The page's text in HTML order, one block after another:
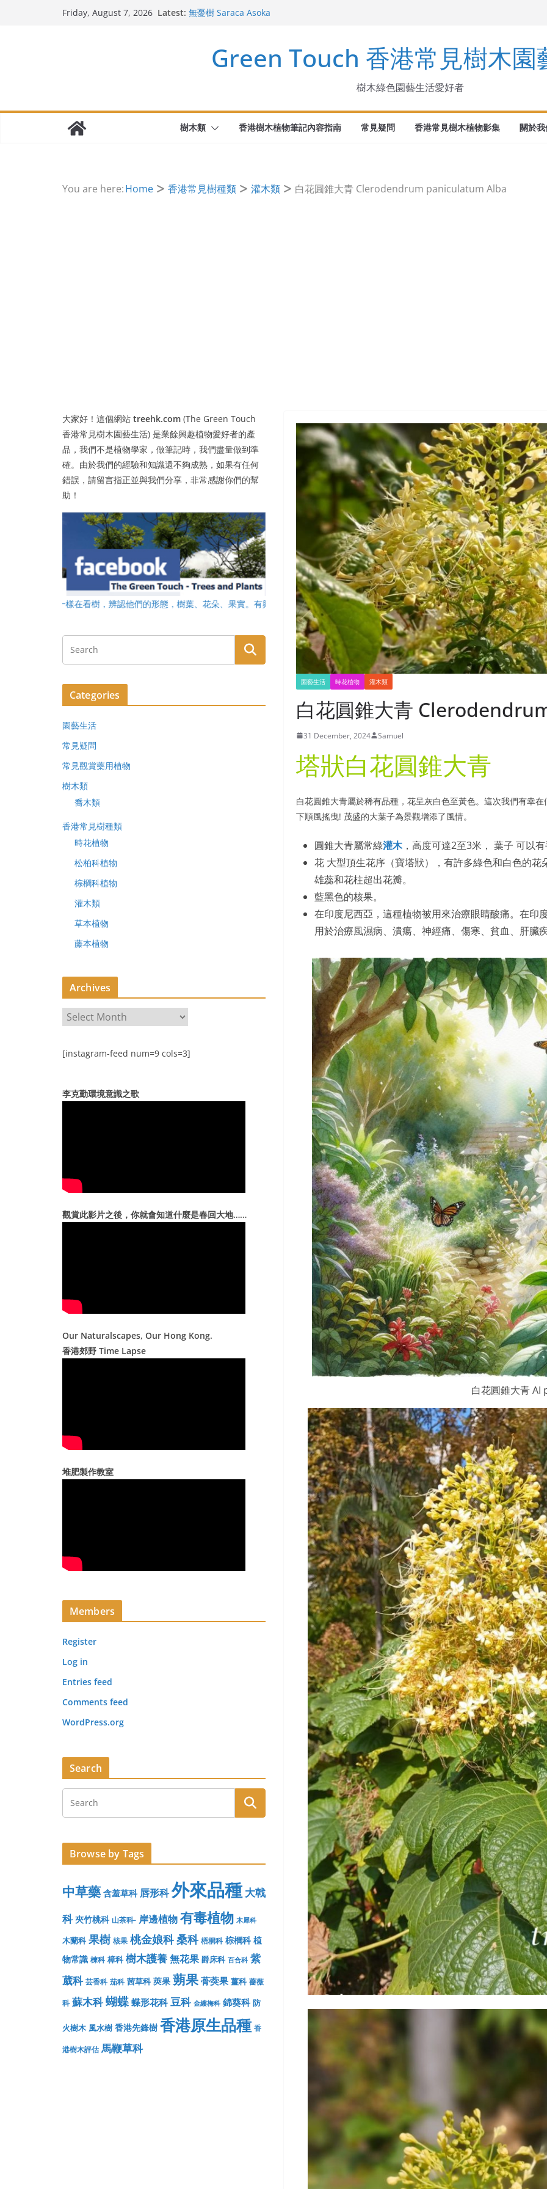
Friday, August 7, 2026 Latest: 千里光 Senecio scandens Buch.-Ham. ex D. Don
斯里蘭卡天料木
迷迭香 Salvia rosmarinus
Green Touch 香港常見樹木園
樹木綠色園藝生活愛好者
樹木類 香港樹木植物筆記內容指南 常見疑問 香港常見樹木植物影集 關於我
You are here:Home 香港常見樹種類 灌木類 白花圓錐大青 Clerodendrum paniculatum Alba
園藝生活 時花植物 灌木類
白花圓錐大青
31 December, 2024 Samuel
塔狀白花圓錐大青
白花圓錐大青屬於稀有品種，花呈灰白色至黃色。這次我們有幸
下順風搖曳! 茂盛的大葉子為景觀增添了風情。
圓錐大青屬常綠灌木，高度可達2至3米， 葉子 可以
花 大型頂生花序（寶塔狀），有許多綠色和白色的
雄蕊和花柱超出花瓣。
藍黑色的核果。
在印度尼西亞，這種植物被用來治療眼睛酸痛。在印
用於治療風濕病、潰瘍、神經痛、傷寒、貧血、肝臟
白花圓錐大青 AI
大家好！這個網站 treehk.com (The Green Touch
香港常見樹木園藝生活) 是業餘興趣植物愛好者的產
品，我們不是植物學家，做筆記時，我們盡量做到準
確。由於我們的經驗和知識還不夠成熟，如果有任何
錯誤，請留言指正並與我們分享，非常感謝你們的幫
助！
樹，辨認他們的形態，樹葉、花朵、果實。有興趣加入我們一起看看香港常見樹木嗎？或分享您的照片、經驗在我們的 facebook 上？
Categories
園藝生活
常見疑問
常見觀賞藥用植物
樹木類
喬木類
香港常見樹種類
時花植物
松柏科植物
棕櫚科植物
灌木類
草本植物
藤本植物
Archives
h
v
[instagram-feed num=9 cols=3]
李克勤環境意識之歌
觀賞此影片之後，你就會知道什麼是春回大地……
Our Naturalscapes, Our Hong Kong.
香港郊野 Time Lapse
堆肥製作教室
Members
Register
Log in
Entries feed
Comments feed
WordPress.org
Search
Browse by Tags
中草藥 含羞草科 唇形科外來品種 大戟
科 夾竹桃科 山茶科- 岸邊植物有毒植物 木犀科
木蘭科 果樹 核果 桃金娘科桑科 梧桐科 棕櫚科 植
物常識 楝科 樟科 樹木護養無花果 爵床科 百合科 紫
葳科 芸香科 茄科 茜草科 莢果 蒴果蓇葖果 薑科 薔薇
科 蘇木科蝴蝶蝶形花科豆科 金縷梅科 錦葵科 防
火樹木 風水樹 香港先鋒樹 香港原生品種 香
港樹木評估 馬鞭草科